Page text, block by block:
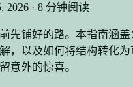
2026 · 8 分钟阅读
先铺好的路。本指南涵
，以及如何将结构转化
外的惊喜。